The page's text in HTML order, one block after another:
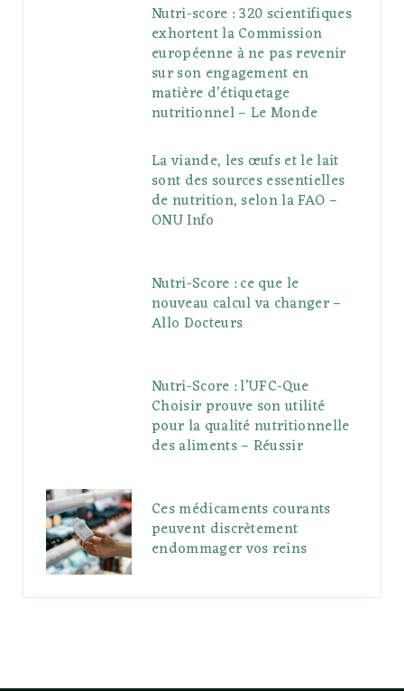
Nutri-score : 320 scientifiques
exhortent la Commission
européenne à ne pas revenir
sur son engagement en
matière d’étiquetage
nutritionnel – Le Monde
La viande, les œufs et le lait
sont des sources essentielles
de nutrition, selon la FAO –
ONU Info
Nutri-Score : ce que le
nouveau calcul va changer –
Allo Docteurs
Nutri-Score : l’UFC-Que
Choisir prouve son utilité
pour la qualité nutritionnelle
des aliments – Réussir
Ces médicaments courants
peuvent discrètement
endommager vos reins